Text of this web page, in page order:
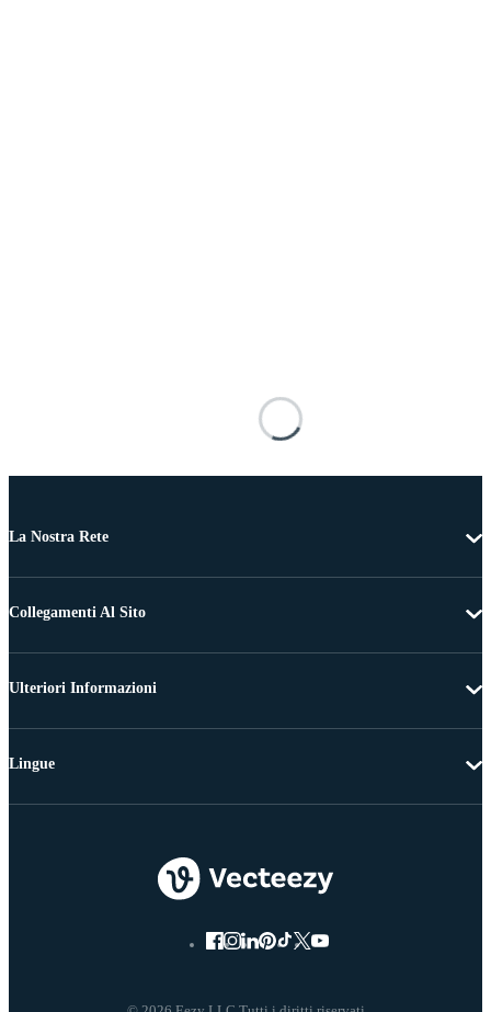
La Nostra Rete
Collegamenti Al Sito
Ulteriori Informazioni
Lingue